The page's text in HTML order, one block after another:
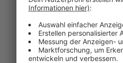
Anzeige